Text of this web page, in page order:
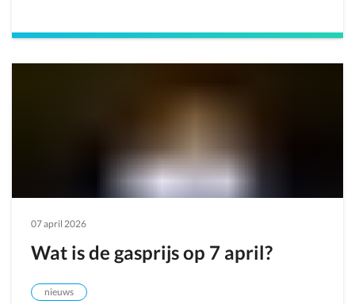
07 april 2026
Wat is de gasprijs op 7 april?
nieuws